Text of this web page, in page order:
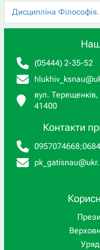
Дисципліна
(05444) 2-35-52
вул.
41400
Контакти
0957074668;